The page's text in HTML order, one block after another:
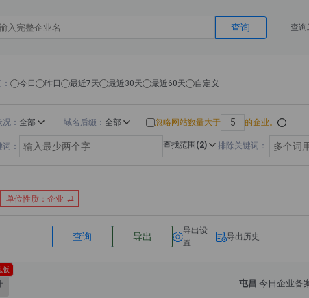
查询 查询
今日 昨日 最近7天 最近30天 最近60天 自定义
况 全部 域名后缀 全部 忽略网站数量大于 的企业。
词 查找范围(2) 排除关键词
单位性质：企业
查询 导出
导出设
置
导出历史
版
屯昌 今日企业备